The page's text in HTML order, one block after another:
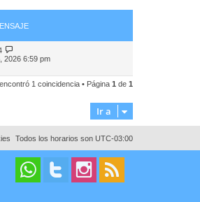
2026 6:59 pm
1 coincidencia • Página 1 de 1
Ir a
Todos los horarios son UTC-03:00